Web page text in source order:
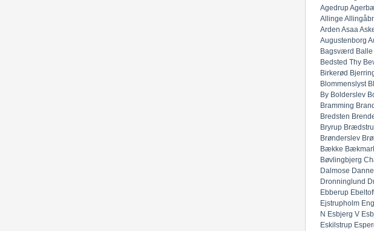
Agedrup
Allinge
Arden Asaa
Augustenborg
Bagsværd Balle
Bedsted Thy
Birkerød
Blommenslyst
By Bolderslev
Bramming
Bredsten
Bryrup
Brønderslev
Bække
Bøvlingbjerg
Dalmose
Dronninglund
Ebberup
Ejstrupholm
N Esbjerg V
Eskilstrup